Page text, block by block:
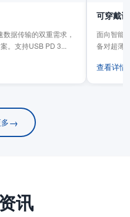
据传输的双重需求，
。支持USB PD 3...
可穿戴
面向智能
备对超薄
查看详
→
讯